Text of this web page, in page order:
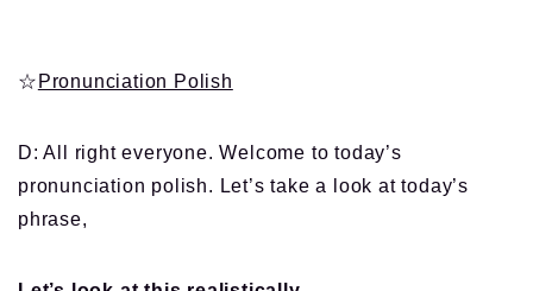
☆ Pronunciation Polish
D: All right everyone. Welcome to today’s
pronunciation polish. Let’s take a look at today’s
phrase,